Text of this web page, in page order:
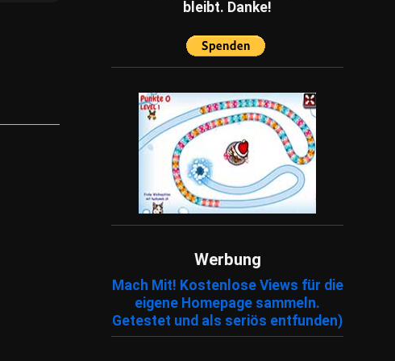
bleibt. Danke!
Werbung
Mach Mit! Kostenlose Views für die
eigene Homepage sammeln.
Getestet und als seriös entfunden)